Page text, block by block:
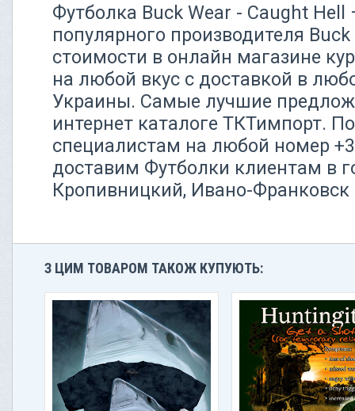
Футболка Buck Wear - Caught Hell
популярного производителя
стоимости в онлайн магазине
на любой вкус с доставкой в
Украины. Самые лучшие
интернет каталоге ТКТимпорт.
специалистам на любой номер
доставим Футболки клиентам в
Кропивницкий, Ивано-Франковск
З ЦИМ ТОВАРОМ ТАКОЖ КУПУЮТЬ: